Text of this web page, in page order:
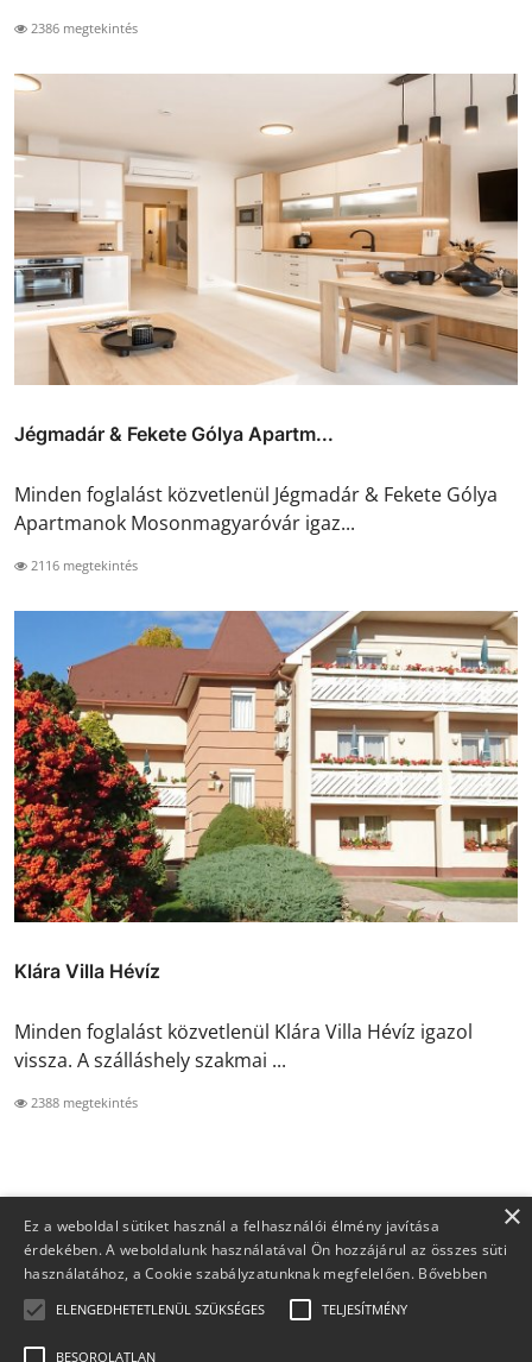
2386 megtekintés
Jégmadár & Fekete Gólya Apartm...
Minden foglalást közvetlenül Jégmadár & Fekete Gólya
Apartmanok Mosonmagyaróvár igaz...
2116 megtekintés
Klára Villa Hévíz
Minden foglalást közvetlenül Klára Villa Hévíz igazol
vissza. A szálláshely szakmai ...
2388 megtekintés
×
Ez a weboldal sütiket használ a felhasználói élmény javítása
érdekében. A weboldalunk használatával Ön hozzájárul az összes süti
használatához, a Cookie szabályzatunknak megfelelően. Bővebben
ELENGEDHETETLENÜL SZÜKSÉGES TELJESÍTMÉNY
BESOROLATLAN